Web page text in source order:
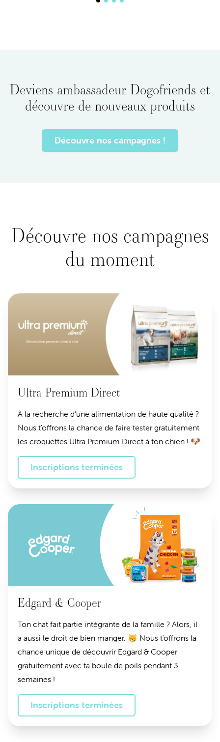
Deviens ambassadeur Dogofriends et
découvre de nouveaux produits
Découvre nos campagnes !
Découvre nos campagnes
du moment
Ultra Premium Direct
À la recherche d’une alimentation de haute qualité ?
Nous t'offrons la chance de faire tester gratuitement
les croquettes Ultra Premium Direct à ton chien ! 🐶
Inscriptions terminées
Edgard & Cooper
Ton chat fait partie intégrante de la famille ? Alors, il
a aussi le droit de bien manger. 😸 Nous t'offrons la
chance unique de découvrir Edgard & Cooper
gratuitement avec ta boule de poils pendant 3
semaines !
Inscriptions terminées